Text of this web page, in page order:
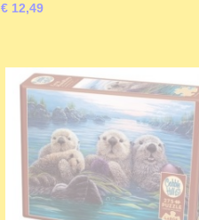
€ 12,49